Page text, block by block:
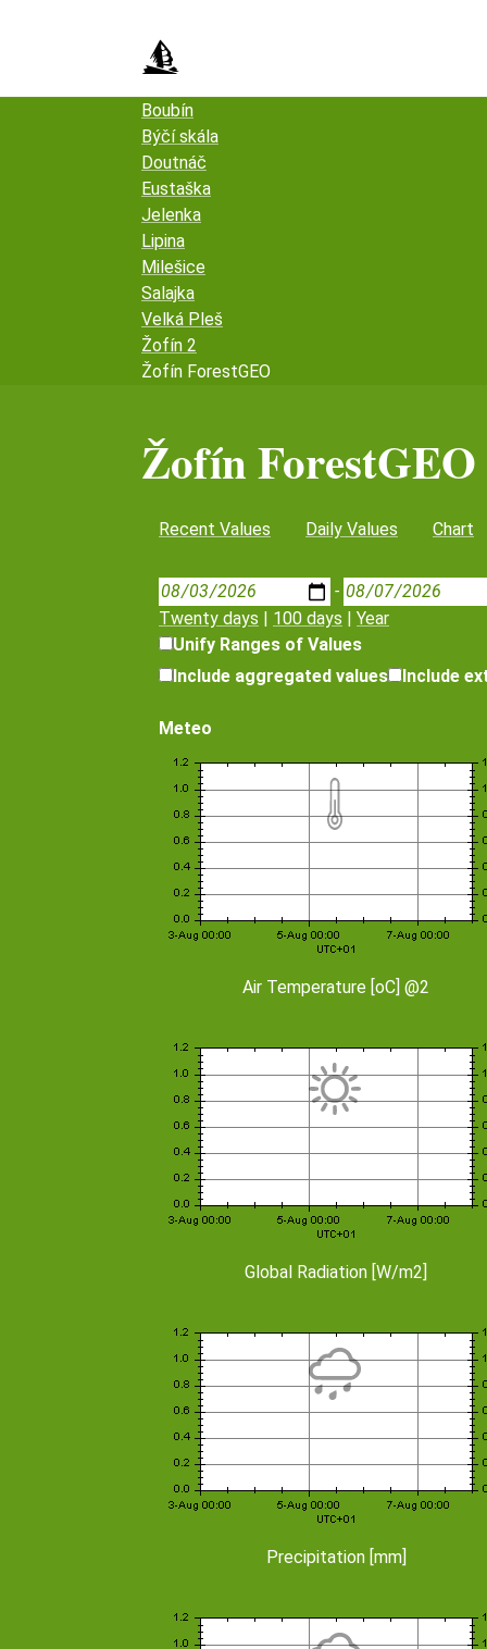
Boubín
Býčí skála
Doutnáč
Eustaška
Jelenka
Lipina
Milešice
Salajka
Velká Pleš
Žofín 2
Žofín ForestGEO
Žofín ForestGEO
Recent Values Daily Values Chart
-
Twenty days | 100 days | Year
Unify Ranges of Values
Include aggregated values
Include
Meteo
Air Temperature [oC] @2
Global Radiation [W/m2]
Precipitation [mm]